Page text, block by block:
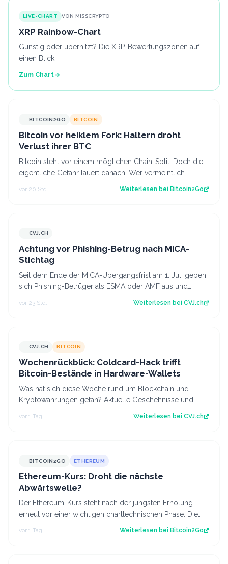
LIVE-CHART VON MISSCRYPTO
XRP Rainbow-Chart
Günstig oder überhitzt? Die XRP-Bewertungszonen auf
einen Blick.
Zum Chart
BITCOIN2GO BITCOIN
Bitcoin vor heiklem Fork: Haltern droht
Verlust ihrer BTC
Bitcoin steht vor einem möglichen Chain-Split. Doch die
eigentliche Gefahr lauert danach: Wer vermeintlich
vor 20 Std. Weiterlesen bei Bitcoin2Go
CVJ.CHCVJ.CH
Achtung vor Phishing-Betrug nach MiCA-
Stichtag
Seit dem Ende der MiCA-Übergangsfrist am 1. Juli geben
sich Phishing-Betrüger als ESMA oder AMF aus und
vor 23 Std. Weiterlesen bei CVJ.ch
CVJ.CHCVJ.CH BITCOIN
Wochenrückblick: Coldcard-Hack trifft
Bitcoin-Bestände in Hardware-Wallets
Was hat sich diese Woche rund um Blockchain und
Kryptowährungen getan? Aktuelle Geschehnisse und
Hintergrundberichte im Wochenrückblick. Der…
vor 1 Tag Weiterlesen bei CVJ.ch
BITCOIN2GO ETHEREUM
Ethereum-Kurs: Droht die nächste
Abwärtswelle?
Der Ethereum-Kurs steht nach der jüngsten Erholung
erneut vor einer wichtigen charttechnischen Phase. Die
vor 1 Tag Weiterlesen bei Bitcoin2Go